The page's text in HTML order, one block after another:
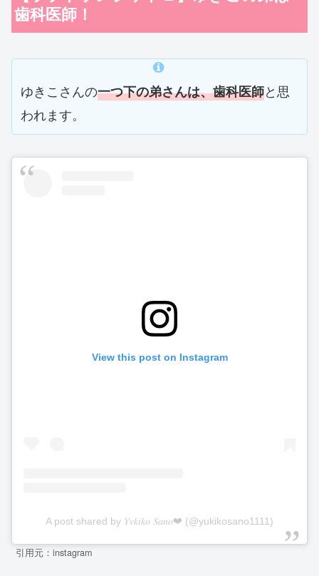
歯科医師！
ゆきこさんの一つ下の弟さんは、歯科医師と思
われます。
View this post on Instagram
A post shared by 𝑌𝑣𝑘𝑖𝑘𝑜 𝑆𝑎𝑛𝑜❤︎ (@yukikosano1111)
引用元：instagram